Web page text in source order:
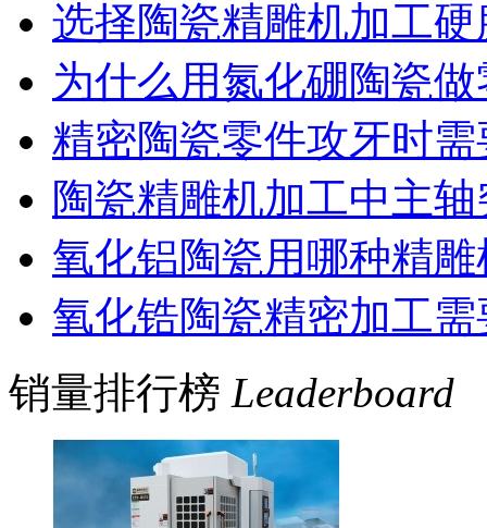
选择陶瓷精雕机加工
为什么用氮化硼陶瓷
精密陶瓷零件攻牙时
陶瓷精雕机加工中主
氧化铝陶瓷用哪种精
氧化锆陶瓷精密加工
销量排行榜 Leaderboard